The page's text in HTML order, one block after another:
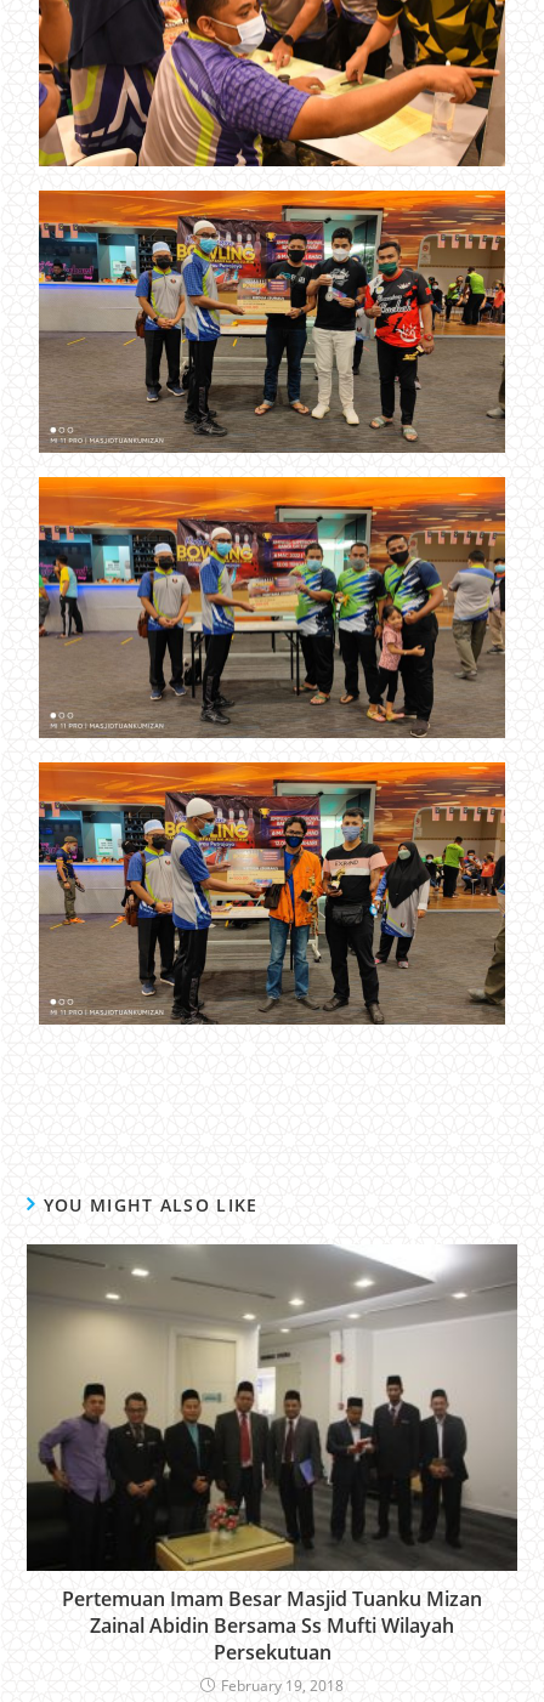
YOU MIGHT ALSO LIKE
Pertemuan Imam Besar Masjid Tuanku Mizan
Zainal Abidin Bersama Ss Mufti Wilayah
Persekutuan
February 19, 2018